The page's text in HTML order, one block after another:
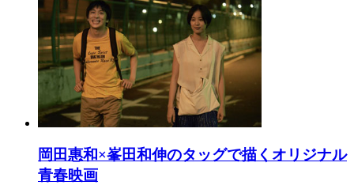
岡田惠和×峯田和伸のタッグで描くオリジナル
青春映画